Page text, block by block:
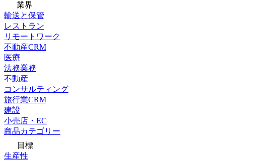
業界
輸送と保管
レストラン
リモートワーク
不動産CRM
医療
法務業務
不動産
コンサルティング
旅行業CRM
建設
小売店・EC
商品カテゴリー
目標
生産性